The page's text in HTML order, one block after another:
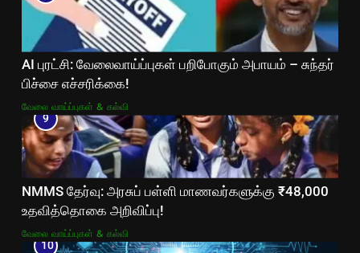
AI புரட்சி: வேலைவாய்ப்புகள் பறிபோகும் அபாயம் – சுந்தர்
பிச்சை எச்சரிக்கை!
வேலை வாய்ப்புகள் & கல்வி
9
NMMS தேர்வு: அரசுப் பள்ளி மாணவர்களுக்கு ₹48,000
உதவித்தொகை அறிவிப்பு!
வேலை வாய்ப்புகள் & கல்வி
10